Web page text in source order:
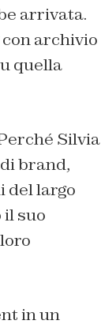
arrivata.
archivio
quella
Silvia
brand,
del largo
il suo
in un